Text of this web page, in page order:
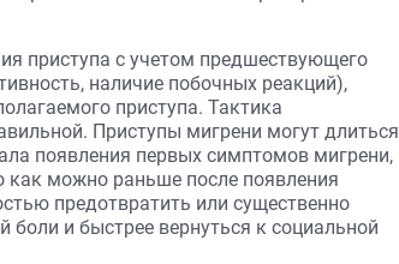
приступа с учетом предшествующего
наличие побочных реакций),
приступа. Тактика
Приступы мигрени могут длиться
появления первых симптомов мигрени,
как можно раньше после появления
предотвратить или существенно
боли и быстрее вернуться к социальной